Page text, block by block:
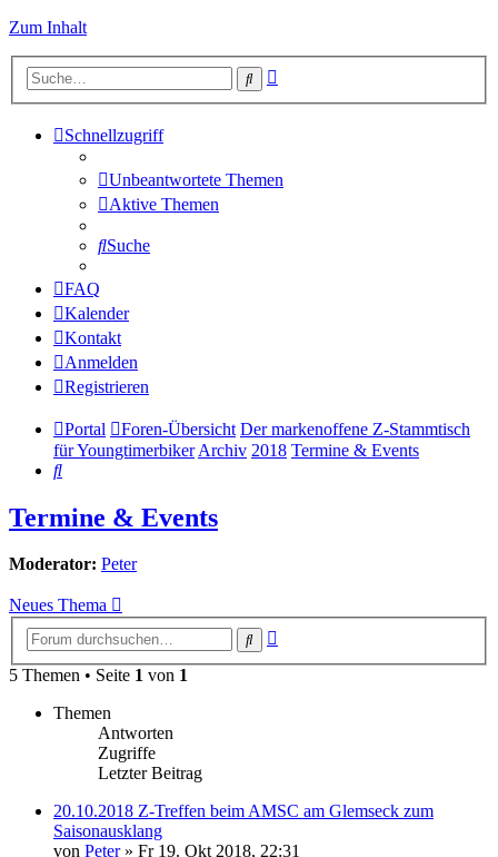
Zum Inhalt
Suche
Schnellzugriff
Unbeantwortete Themen
Aktive Themen
Suche
FAQ
Kalender
Kontakt
Anmelden
Registrieren
Portal Foren-Übersicht Der markenoffene Z-Stammtisch
für Youngtimerbiker Archiv 2018 Termine & Events
Suche
Termine & Events
Moderator: Peter
Neues Thema
Suche
5 Themen • Seite 1 von 1
Themen
Antworten
Zugriffe
Letzter Beitrag
20.10.2018 Z-Treffen beim AMSC am Glemseck zum
Saisonausklang
von Peter» Fr 19. Okt 2018, 22:31